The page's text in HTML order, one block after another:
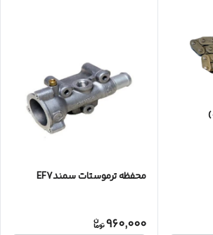
محفظه ترموستات سمندEF7
960,000